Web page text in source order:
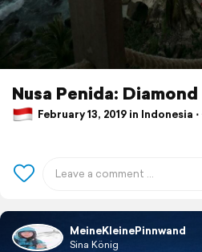
Nusa Penida:
February 13, 2019 in Indonesia
MeineKleinePinnwand
Sina König